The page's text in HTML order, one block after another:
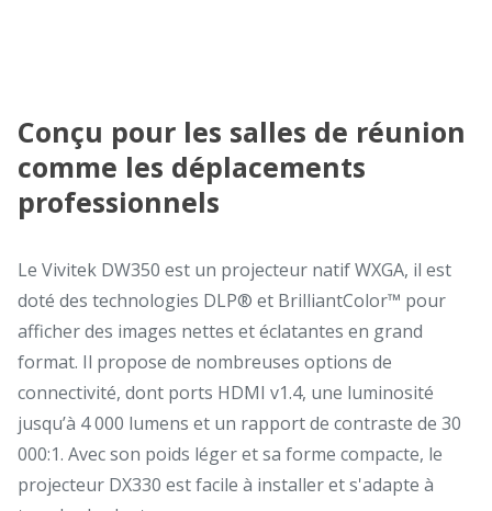
Conçu pour les salles de réunion
comme les déplacements
professionnels
Le Vivitek DW350 est un projecteur natif WXGA, il est
doté des technologies DLP® et BrilliantColor™ pour
afficher des images nettes et éclatantes en grand
format. Il propose de nombreuses options de
connectivité, dont ports HDMI v1.4, une luminosité
jusqu’à 4 000 lumens et un rapport de contraste de 30
000:1. Avec son poids léger et sa forme compacte, le
projecteur DX330 est facile à installer et s'adapte à